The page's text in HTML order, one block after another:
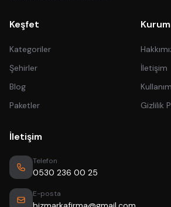
Keşfet
Kategoriler
Şehirler
Blog
Paketler
İletişim
Gizlilik
İletişim
Telefon
0530 236 00 25
E-posta